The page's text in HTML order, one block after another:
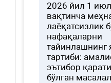
2026 йил 1
вақтинча
лаёқатсизлик
нафақаларни
тайинлашнинг
тартиби:
эътибор
бўлган